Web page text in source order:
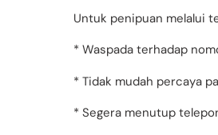
Untuk penipuan melalui
* Waspada terhadap
* Tidak mudah percaya
* Segera menutup